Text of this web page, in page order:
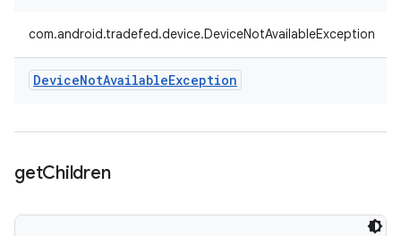
com.android.tradefed.device.DeviceNotAvailableException
DeviceNotAvailableException
getChildren